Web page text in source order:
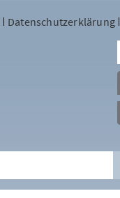
Datenschutzerklärung